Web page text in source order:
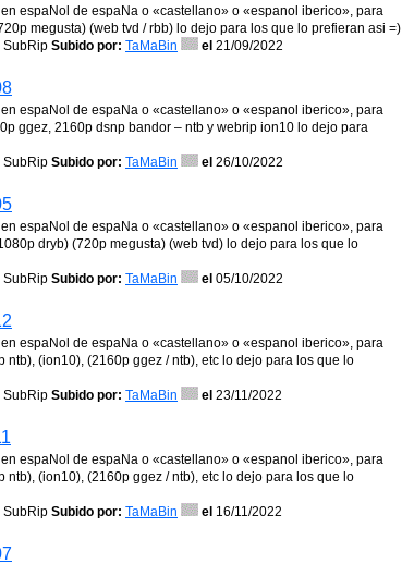
espaNol de espaNa o «castellano» o «espanol iberico», para
megusta) (web tvd / rbb) lo dejo para los que lo prefieran asi =)
SubRip Subido por: TaMaBin el 21/09/2022
espaNol de espaNa o «castellano» o «espanol iberico», para
ggez, 2160p dsnp bandor – ntb y webrip ion10 lo dejo para
SubRip Subido por: TaMaBin el 26/10/2022
espaNol de espaNa o «castellano» o «espanol iberico», para
dryb) (720p megusta) (web tvd) lo dejo para los que lo
SubRip Subido por: TaMaBin el 05/10/2022
espaNol de espaNa o «castellano» o «espanol iberico», para
(ion10), (2160p ggez / ntb), etc lo dejo para los que lo
SubRip Subido por: TaMaBin el 23/11/2022
espaNol de espaNa o «castellano» o «espanol iberico», para
(ion10), (2160p ggez / ntb), etc lo dejo para los que lo
SubRip Subido por: TaMaBin el 16/11/2022